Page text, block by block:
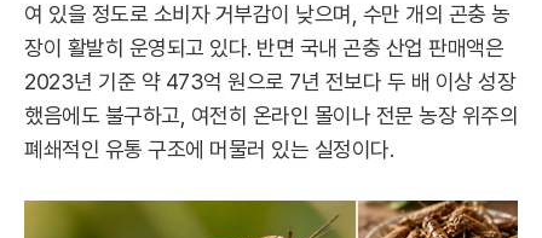
여 있을 정도로 소비자 거부감이 낮으며, 수만 개의 곤충 농
장이 활발히 운영되고 있다. 반면 국내 곤충 산업 판매액은
2023년 기준 약 473억 원으로 7년 전보다 두 배 이상 성장
했음에도 불구하고, 여전히 온라인 몰이나 전문 농장 위주의
폐쇄적인 유통 구조에 머물러 있는 실정이다.